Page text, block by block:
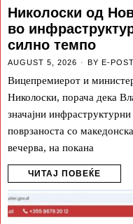
Николоски од
во
силно темпо
AUGUST 5, 2026 BY E-POST
Вицепремиерот и
Николоски, порача дека
значајни
поврзаноста со
вечерва, на покана
ЧИТАЈ ПОВЕЌЕ